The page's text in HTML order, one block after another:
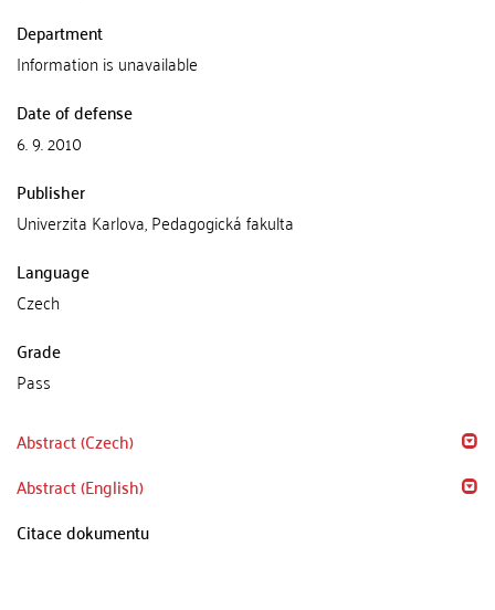
Department
Information is unavailable
Date of defense
6. 9. 2010
Publisher
Univerzita Karlova, Pedagogická fakulta
Language
Czech
Grade
Pass
Abstract (Czech)
Abstract (English)
Citace dokumentu